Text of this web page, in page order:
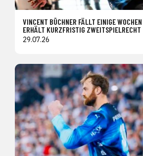
VINCENT BÜCHNER FÄLLT EINIGE
ERHÄLT KURZFRISTIG ZWEITSPIELRECHT
29.07.26